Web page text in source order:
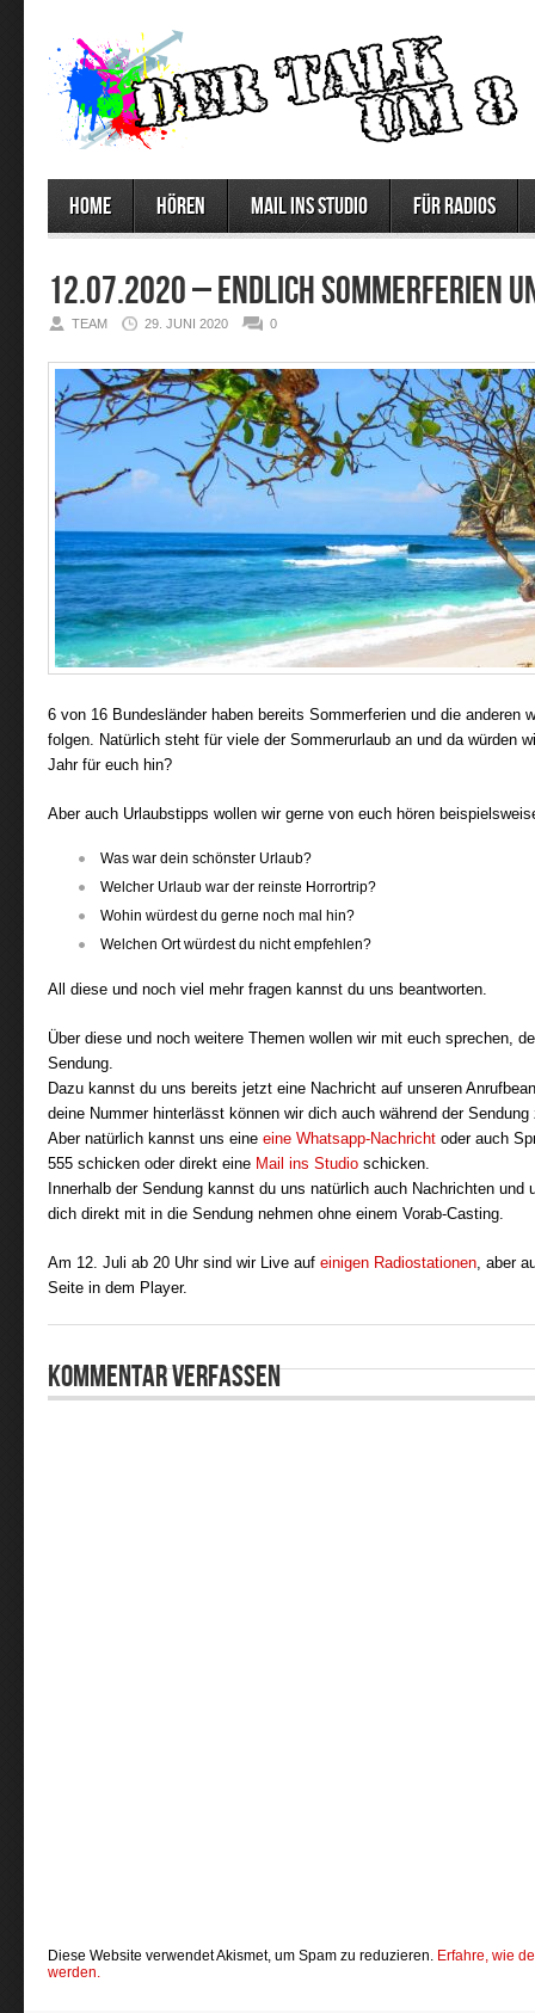
Home Hören Mail ins Studio Für Radios
12.07.2020 – Endlich Sommerferien
TEAM 29. JUNI 2020 0
6 von 16 Bundesländer haben bereits Sommerferien und die anderen
folgen. Natürlich steht für viele der Sommerurlaub an und da würden
Jahr für euch hin?
Aber auch Urlaubstipps wollen wir gerne von euch hören
Was war dein schönster Urlaub?
Welcher Urlaub war der reinste Horrortrip?
Wohin würdest du gerne noch mal hin?
Welchen Ort würdest du nicht empfehlen?
All diese und noch viel mehr fragen kannst du uns beantworten.
Über diese und noch weitere Themen wollen wir mit euch sprechen,
Sendung.
Dazu kannst du uns bereits jetzt eine Nachricht auf unseren
deine Nummer hinterlässt können wir dich auch während der Sendung
Aber natürlich kannst uns eine eine Whatsapp-Nachricht oder auch
555 schicken oder direkt eine Mail ins Studio schicken.
Innerhalb der Sendung kannst du uns natürlich auch Nachrichten und
dich direkt mit in die Sendung nehmen ohne einem Vorab-Casting.
Am 12. Juli ab 20 Uhr sind wir Live auf einigen Radiostationen, aber
Seite in dem Player.
Kommentar verfassen
Diese Website verwendet Akismet, um Spam zu reduzieren. Erfahre, wie
werden.